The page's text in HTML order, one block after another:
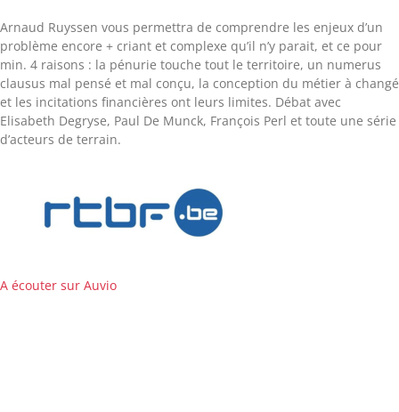
Arnaud Ruyssen vous permettra de comprendre les enjeux d’un
problème encore + criant et complexe qu’il n’y parait, et ce pour
min. 4 raisons : la pénurie touche tout le territoire, un numerus
clausus mal pensé et mal conçu, la conception du métier à changé
et les incitations financières ont leurs limites. Débat avec
Elisabeth Degryse, Paul De Munck, François Perl et toute une série
d’acteurs de terrain.
A écouter sur Auvio